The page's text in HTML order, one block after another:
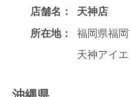
店舗名：
天神店
所在地：
福岡県福
天神アイ